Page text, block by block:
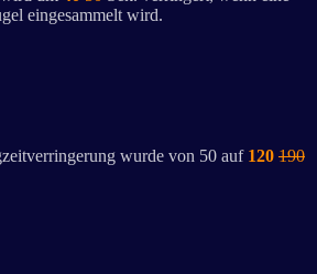
eingesammelt wird.
wurde von 50 auf 120 190